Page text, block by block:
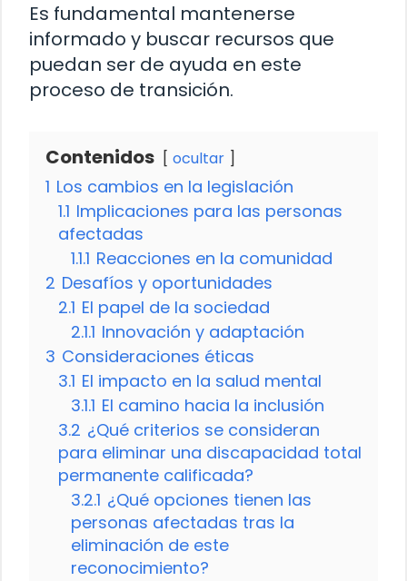
Es fundamental mantenerse
informado y buscar recursos que
puedan ser de ayuda en este
proceso de transición.
Contenidos ocultar
1 Los cambios en la legislación
1.1 Implicaciones para las personas
afectadas
1.1.1 Reacciones en la comunidad
2 Desafíos y oportunidades
2.1 El papel de la sociedad
2.1.1 Innovación y adaptación
3 Consideraciones éticas
3.1 El impacto en la salud mental
3.1.1 El camino hacia la inclusión
3.2 ¿Qué criterios se consideran
para eliminar una discapacidad total
permanente calificada?
3.2.1 ¿Qué opciones tienen las
personas afectadas tras la
eliminación de este
reconocimiento?